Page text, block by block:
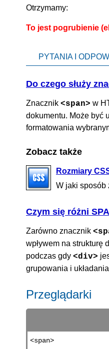
Otrzymamy:
To jest pogrubienie
PYTANIA I
Do czego służy
Znacznik <span> w
dokumentu. Może być
formatowania
Zobacz także
Rozmiary
W jaki sposób
Czym się różni
Zarówno znacznik
wpływem na strukturę
podczas gdy <div>
grupowania i
Przeglądarki
<span>